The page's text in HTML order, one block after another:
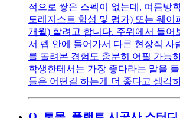
적으로 쌓은 스펙이 없는데, 여름방
토레지스트 합성 및 평가) 또는 웨이
개월) 할려고 합니다. 주위에서 들어
서 펩 안에 들어가서 다른 현장직 사
를 돌려본 경험도 충분히 어필 가능
학생한테서는 가장 좋다라는 말을
들은 어떤걸 하는게 더 좋다고 생각